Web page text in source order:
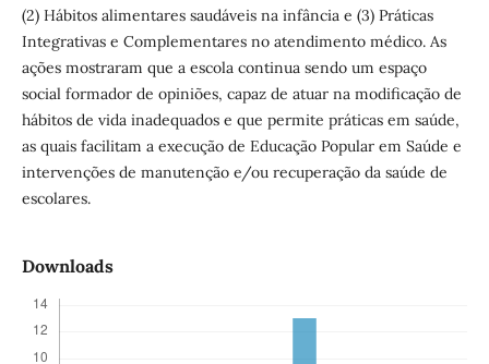
(2) Hábitos alimentares saudáveis na infância e (3) Práticas
Integrativas e Complementares no atendimento médico. As
ações mostraram que a escola continua sendo um espaço
social formador de opiniões, capaz de atuar na modificação de
hábitos de vida inadequados e que permite práticas em saúde,
as quais facilitam a execução de Educação Popular em Saúde e
intervenções de manutenção e/ou recuperação da saúde de
escolares.
Downloads